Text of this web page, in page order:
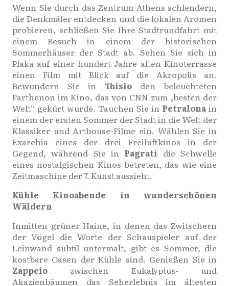
Wenn Sie durch das Zentrum Athens schlendern,
die Denkmäler entdecken und die lokalen Aromen
probieren, schließen Sie Ihre Stadtrundfahrt mit
einem Besuch in einem der historischen
Sommerhäuser der Stadt ab. Sehen Sie sich in
Plaka auf einer hundert Jahre alten Kinoterrasse
einen Film mit Blick auf die Akropolis an.
Bewundern Sie in Thisioden beleuchteten
Parthenon im Kino, das von CNN zum „besten der
Welt“ gekürt wurde. Tauchen Sie in Petralonain
einem der ersten Sommer der Stadt in die Welt der
Klassiker und Arthouse-Filme ein. Wählen Sie in
Exarchia eines der drei Freiluftkinos in der
Gegend, während Sie in Pagrati die Schwelle
eines nostalgischen Kinos betreten, das wie eine
Zeitmaschine der 7. Kunst aussieht.
Kühle Kinoabende in wunderschönen
Wäldern
Inmitten grüner Haine, in denen das Zwitschern
der Vögel die Worte der Schauspieler auf der
Leinwand subtil untermalt, gibt es Sommer, die
kostbare Oasen der Kühle sind. Genießen Sie in
Zappeio zwischen Eukalyptus- und
Akazienbäumen das Seherlebnis im ältesten